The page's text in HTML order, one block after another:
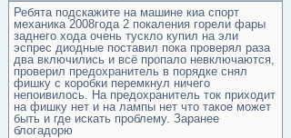
Ребята подскажите на машине киа спорт
механика 2008года 2 покаления горели фары
заднего хода очень тускло купил на эли
эспрес диодные поставил пока проверял раза
два включились и всё пропало невключаются,
проверил предохранитель в порядке снял
фишку с коробки перемкнул ничего
непоивилось. На предохранитель ток приходит
на фишку нет и на лампы нет что такое может
быть и где искать проблему. Заранее
блогадорю